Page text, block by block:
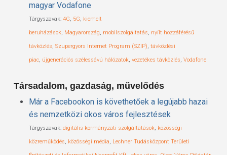
magyar Vodafone
Tárgyszavak: 4G, 5G, kiemelt
beruházások, Magyarország, mobilszolgáltatás, nyílt hozzáférésű
távközlés, Szupergyors Internet Program (SZIP), távközlési
piac, újgenerációs szélessávú hálózatok, vezetékes távközlés, Vodafone
Társadalom, gazdaság, művelődés
Már a Facebookon is követhetőek a legújabb hazai
és nemzetközi okos város fejlesztések
Tárgyszavak: digitális kormányzati szolgáltatások, közösségi
közreműködés, közösségi média, Lechner Tudásközpont Területi